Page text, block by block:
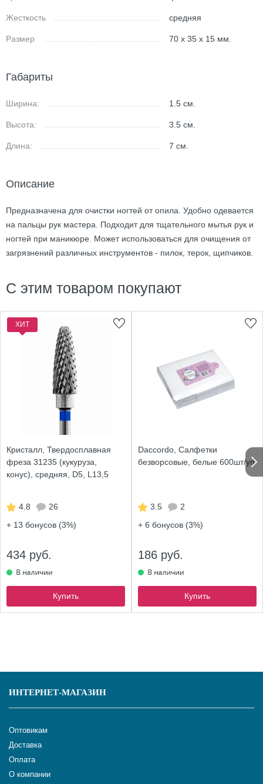
Жесткость средняя
Размер 70 x 35 x 15 мм.
Габариты
Ширина: 1.5см.
Высота: 3.5см.
Длина: 7см.
Описание
Предназначена для очистки ногтей от опила. Удобно одевается
на пальцы рук мастера. Подходит для тщательного мытья рук и
ногтей при маникюре. Может использоваться для очищения от
загрязнений различных инструментов - пилок, терок, щипчиков.
С этим товаром покупают
ХИТ
Кристалл, Твердосплавная
фреза 31235 (кукуруза,
конус), средняя, D5, L13,5
4.8
26
+ 13 бонусов (3%)
434 руб.
Купить
Daccordo, Салфетки
безворсовые, белые 600шт/уп
3.5
2
+ 6 бонусов (3%)
186 руб.
Купить
ИНТЕРНЕТ-МАГАЗИН
Оптовикам
Доставка
Оплата
О компании